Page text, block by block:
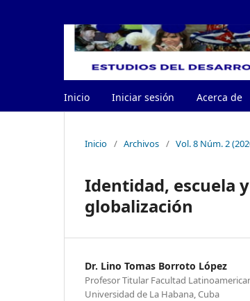
Inicio Iniciar sesión Acerca de
Inicio / Archivos / Vol. 8 Núm. 2
Identidad, escuela
globalización
Dr. Lino Tomas Borroto López
Profesor Titular Facultad
Universidad de La Habana, Cuba